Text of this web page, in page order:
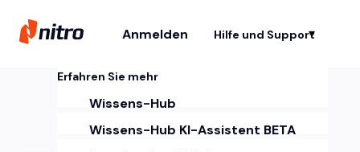
Anmelden Hilfe und Support
Erfahren Sie mehr
Wissens-Hub
Wissens-Hub KI-Assistent BETA